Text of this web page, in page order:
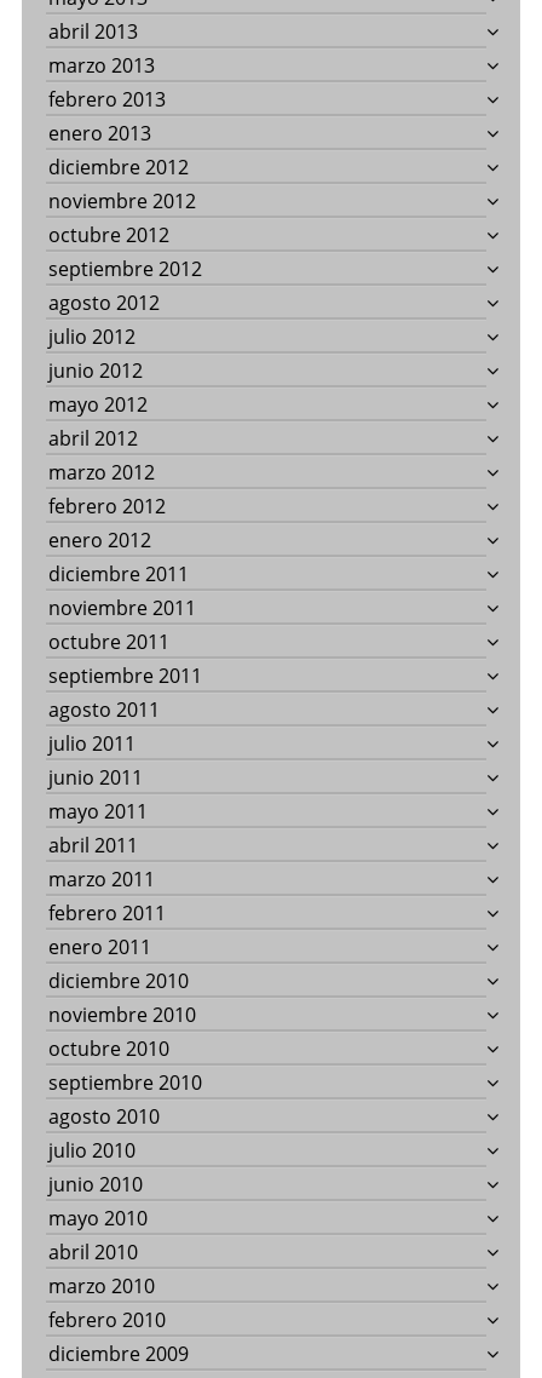
abril 2013
marzo 2013
febrero 2013
enero 2013
diciembre 2012
noviembre 2012
octubre 2012
septiembre 2012
agosto 2012
julio 2012
junio 2012
mayo 2012
abril 2012
marzo 2012
febrero 2012
enero 2012
diciembre 2011
noviembre 2011
octubre 2011
septiembre 2011
agosto 2011
julio 2011
junio 2011
mayo 2011
abril 2011
marzo 2011
febrero 2011
enero 2011
diciembre 2010
noviembre 2010
octubre 2010
septiembre 2010
agosto 2010
julio 2010
junio 2010
mayo 2010
abril 2010
marzo 2010
febrero 2010
diciembre 2009